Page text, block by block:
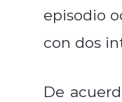
episodio
con dos
De